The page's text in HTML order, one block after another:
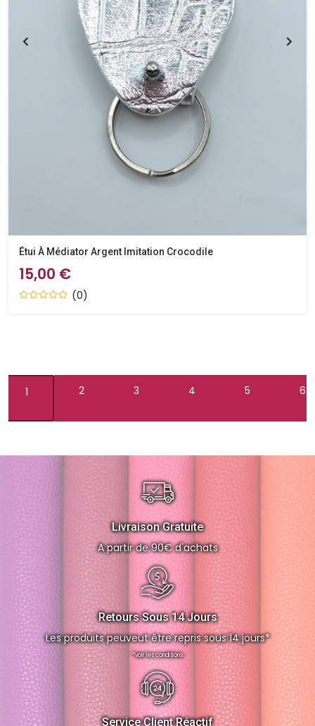
Étui À Médiator Argent Imitation Crocodile
15,00 €
(0)
1 2 3 4 5 6
Livraison Gratuite
A partir de 90€ d'achats
Retours Sous 14 Jours
Les produits peuveut être repris sous 14 jours*
*voir les conditions
Service Client Réactif